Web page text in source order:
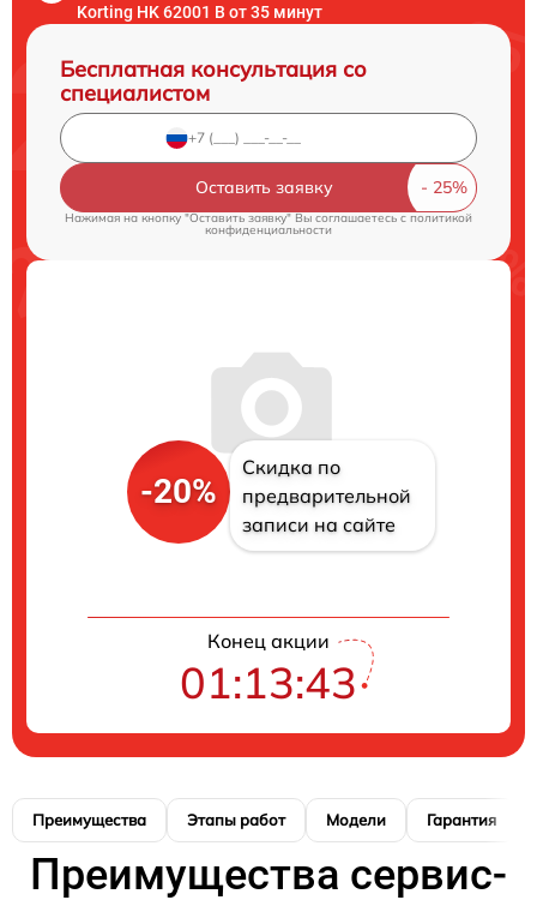
Korting HK 62001 B от 35 минут
Бесплатная консультация со
специалистом
Оставить заявку
Нажимая на кнопку "Оставить заявку" Вы соглашаетесь cполитикой
конфиденциальности
-20%
Скидка по
предварительной
записи на сайте
Конец акции
01:13:42
Преимущества Этапы работ Модели Гарантия
Преимущества сервис-